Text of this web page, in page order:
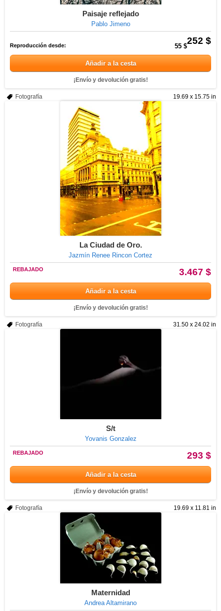
Paisaje reflejado
Pablo Jimeno
252 $
Reproducción desde: 55 $
Añadir a la cesta
¡Envío y devolución gratis!
19.69 x 15.75 in
Fotografía
La Ciudad de Oro.
Jazmín Renee Rincon Cortez
3.467 $
REBAJADO
Añadir a la cesta
¡Envío y devolución gratis!
31.50 x 24.02 in
Fotografía
S/t
Yovanis Gonzalez
293 $
REBAJADO
Añadir a la cesta
¡Envío y devolución gratis!
19.69 x 11.81 in
Fotografía
Maternidad
Andrea Altamirano